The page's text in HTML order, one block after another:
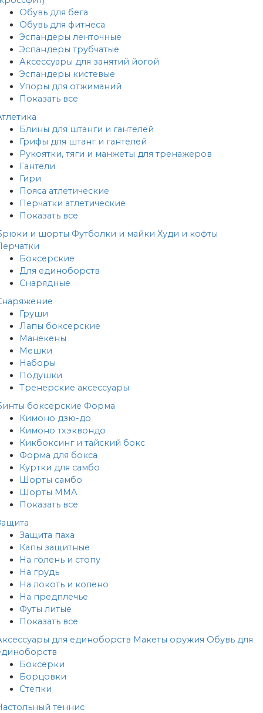
Обувь для бега
Обувь для фитнеса
Эспандеры ленточные
Эспандеры трубчатые
Аксессуары для занятий йогой
Эспандеры кистевые
Упоры для отжиманий
Показать все
Блины для штанги и гантелей
Грифы для штанг и гантелей
Рукоятки, тяги и манжеты для тренажеров
Гантели
Гири
Пояса атлетические
Перчатки атлетические
Показать все
и шорты Футболки и майки Худи и кофты
Боксерские
Для единоборств
Снарядные
Груши
Лапы боксерские
Манекены
Мешки
Наборы
Подушки
Тренерские аксессуары
боксерские Форма
Кимоно дзю-до
Кимоно тхэквондо
Кикбоксинг и тайский бокс
Форма для бокса
Куртки для самбо
Шорты самбо
Шорты MMA
Показать все
Защита паха
Капы защитные
На голень и стопу
На грудь
На локоть и колено
На предплечье
Футы литые
Показать все
для единоборств Макеты оружия Обувь для
Боксерки
Борцовки
Степки
теннис